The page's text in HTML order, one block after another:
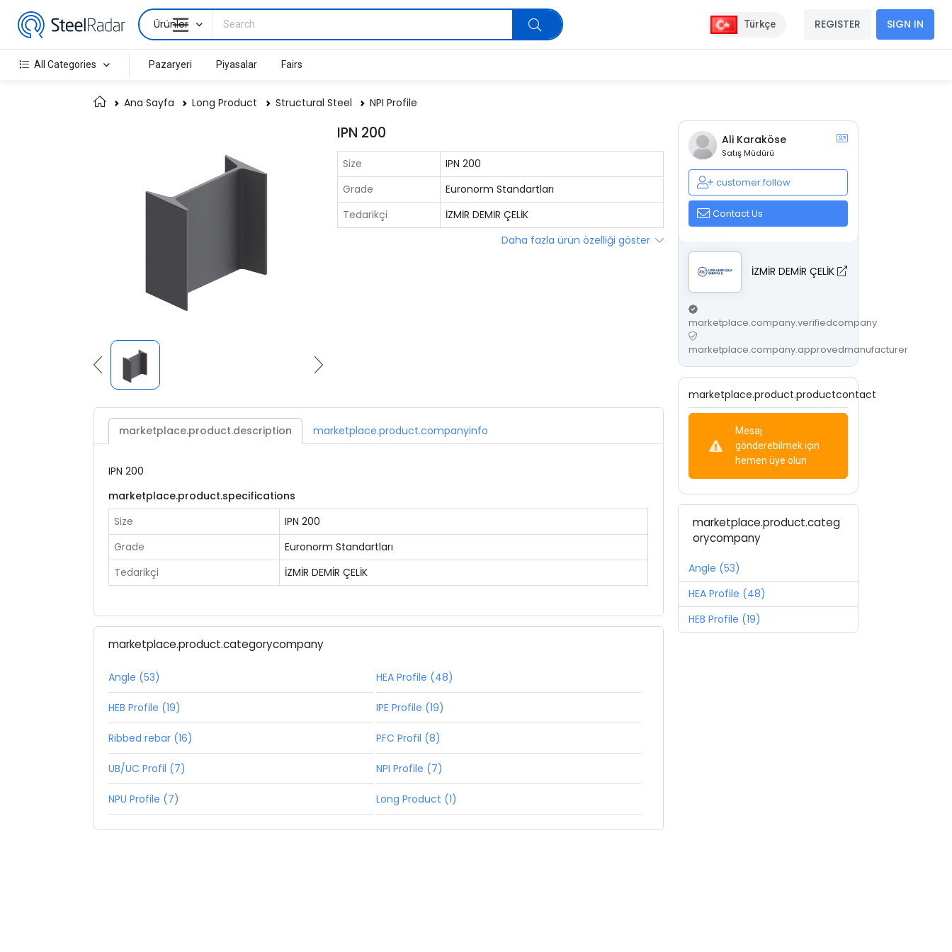
Ürünler Türkçe REGISTER SIGN IN
All Categories Pazaryeri Piyasalar Fairs
Ana Sayfa Long Product Structural Steel NPI Profile
IPN 200
Size
IPN 200
Grade
Euronorm Standartları
Tedarikçi
İZMİR DEMİR ÇELİK
Daha fazla ürün özelliği göster
marketplace.product.description marketplace.product.companyinfo
IPN 200
marketplace.product.specifications
Size
IPN 200
Grade
Euronorm Standartları
Tedarikçi
İZMİR DEMİR ÇELİK
marketplace.product.categorycompany
Angle (53) HEA Profile (48)
HEB Profile (19) IPE Profile (19)
Ribbed rebar (16) PFC Profil (8)
UB/UC Profil (7) NPI Profile (7)
NPU Profile (7) Long Product (1)
Ali Karaköse
Satış Müdürü
customer.follow
Contact Us
İZMİR DEMİR ÇELİK
marketplace.company.verifiedcompany
marketplace.company.approvedmanufacturer
marketplace.product.productcontact
Mesaj
gönderebilmek için
hemen üye olun
marketplace.product.categ
orycompany
Angle (53)
HEA Profile (48)
HEB Profile (19)